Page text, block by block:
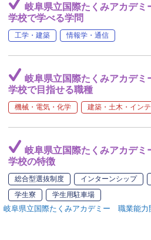
岐阜県立国際たくみアカデ
学校で学べる学問
工学・建築 情報学・通信
岐阜県立国際たくみアカデ
学校で目指せる職種
機械・電気・化学 建築・土木・イン
岐阜県立国際たくみアカデ
学校の特徴
総合型選抜制度 インターンシップ
学生寮
学生用駐車場
岐阜県立国際たくみアカデミー 職業能力